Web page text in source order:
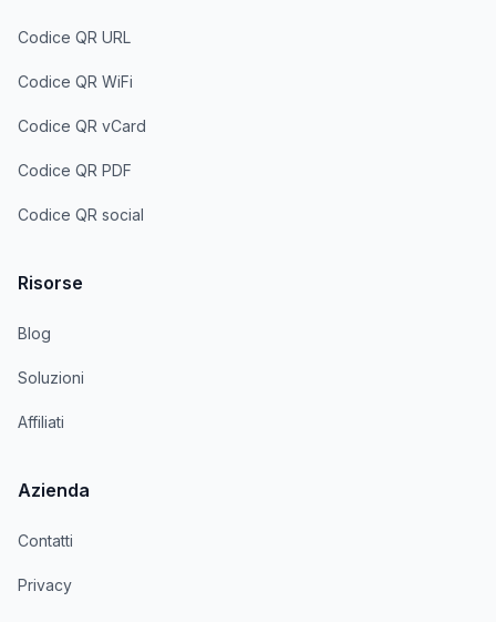
Codice QR URL
Codice QR WiFi
Codice QR vCard
Codice QR PDF
Codice QR social
Risorse
Blog
Soluzioni
Affiliati
Azienda
Contatti
Privacy